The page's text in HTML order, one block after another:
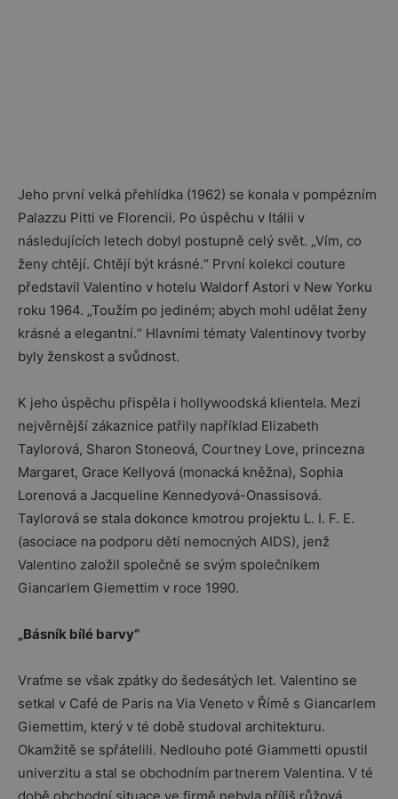
Jeho první velká přehlídka (1962) se konala v pompézním
Palazzu Pitti ve Florencii. Po úspěchu v Itálii v
následujících letech dobyl postupně celý svět. „Vím, co
ženy chtějí. Chtějí být krásné.“ První kolekci couture
představil Valentino v hotelu Waldorf Astori v New Yorku
roku 1964. „Toužím po jediném; abych mohl udělat ženy
krásné a elegantní.“ Hlavními tématy Valentinovy tvorby
byly ženskost a svůdnost.
K jeho úspěchu přispěla i hollywoodská klientela. Mezi
nejvěrnější zákaznice patřily například Elizabeth
Taylorová, Sharon Stoneová, Courtney Love, princezna
Margaret, Grace Kellyová (monacká kněžna), Sophia
Lorenová a Jacqueline Kennedyová-Onassisová.
Taylorová se stala dokonce kmotrou projektu L. I. F. E.
(asociace na podporu dětí nemocných AIDS), jenž
Valentino založil společně se svým společníkem
Giancarlem Giemettim v roce 1990.
„Básník bílé barvy“
Vraťme se však zpátky do šedesátých let. Valentino se
setkal v Café de Paris na Via Veneto v Římě s Giancarlem
Giemettim, který v té době studoval architekturu.
Okamžitě se spřátelili. Nedlouho poté Giammetti opustil
univerzitu a stal se obchodním partnerem Valentina. V té